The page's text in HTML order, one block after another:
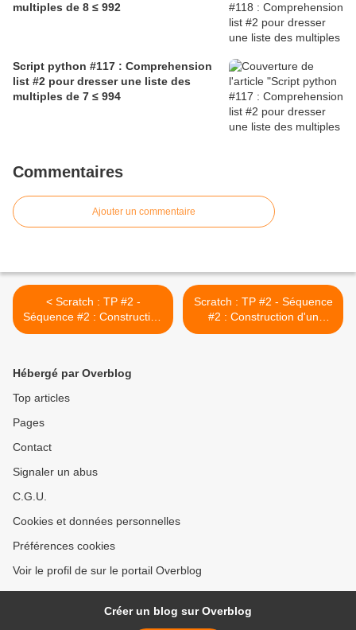
multiples de 8 ≤ 992
Script python #117 : Comprehension
list #2 pour dresser une liste des
multiples de 7 ≤ 994
Commentaires
Ajouter un commentaire
< Scratch : TP #2 -
Séquence #2 : Construction
d'un parallélogramme -
Scratch : TP #2 - Séquence
#2 : Construction d'un
hexagone régulier - Corrigé
Hébergé par Overblog
Top articles
Pages
Contact
Signaler un abus
C.G.U.
Cookies et données personnelles
Préférences cookies
Voir le profil de sur le portail Overblog
Créer un blog sur Overblog